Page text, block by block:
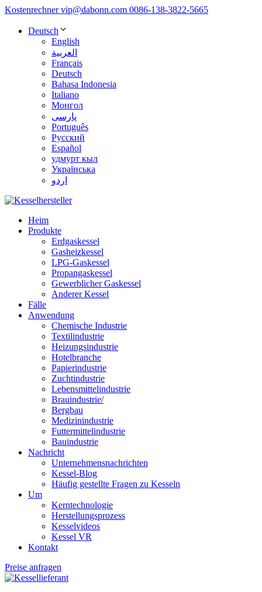
Kostenrechner vip@dabonn.com 0086-138-3822-5665
Deutsch
English
العربية
Français
Deutsch
Bahasa Indonesia
Italiano
Монгол
پارسی
Português
Русский
Español
удмурт кыл
Українська
اردو
Heim
Produkte
Erdgaskessel
Gasheizkessel
LPG-Gaskessel
Propangaskessel
Gewerblicher Gaskessel
Anderer Kessel
Fälle
Anwendung
Chemische Industrie
Textilindustrie
Heizungsindustrie
Hotelbranche
Papierindustrie
Zuchtindustrie
Lebensmittelindustrie
Brauindustrie/
Bergbau
Medizinindustrie
Futtermittelindustrie
Bauindustrie
Nachricht
Unternehmensnachrichten
Kessel-Blog
Häufig gestellte Fragen zu Kesseln
Um
Kerntechnologie
Herstellungsprozess
Kesselvideos
Kessel VR
Kontakt
Preise anfragen